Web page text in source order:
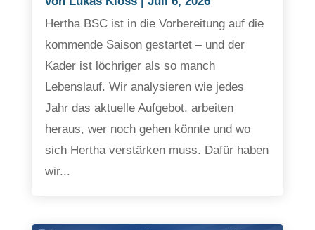
Hertha BSC ist in die Vorbereitung auf die
kommende Saison gestartet – und der
Kader ist löchriger als so manch
Lebenslauf. Wir analysieren wie jedes
Jahr das aktuelle Aufgebot, arbeiten
heraus, wer noch gehen könnte und wo
sich Hertha verstärken muss. Dafür haben
wir...